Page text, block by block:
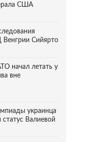
США
Сийярто
начал летать у
вне
украинца
Валиевой